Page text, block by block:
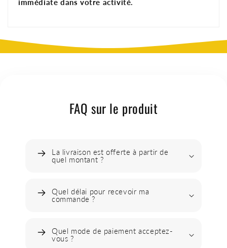
immédiate dans votre activité.
FAQ sur le produit
La livraison est offerte à partir de
quel montant ?
Quel délai pour recevoir ma
commande ?
Quel mode de paiement acceptez-
vous ?